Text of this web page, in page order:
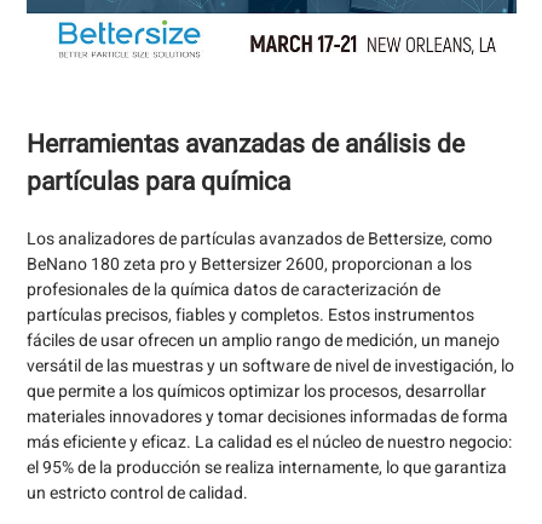
Herramientas avanzadas de análisis de
partículas para química
Los analizadores de partículas avanzados de Bettersize, como
BeNano 180 zeta pro y Bettersizer 2600, proporcionan a los
profesionales de la química datos de caracterización de
partículas precisos, fiables y completos. Estos instrumentos
fáciles de usar ofrecen un amplio rango de medición, un manejo
versátil de las muestras y un software de nivel de investigación, lo
que permite a los químicos optimizar los procesos, desarrollar
materiales innovadores y tomar decisiones informadas de forma
más eficiente y eficaz. La calidad es el núcleo de nuestro negocio:
el 95% de la producción se realiza internamente, lo que garantiza
un estricto control de calidad.